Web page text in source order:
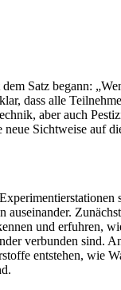
Satz begann:
dass alle
aber auch
Sichtweise auf
und erfuhren,
verbunden sind.
entstehen, wie